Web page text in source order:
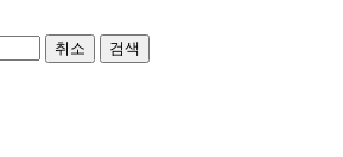
취소
검색